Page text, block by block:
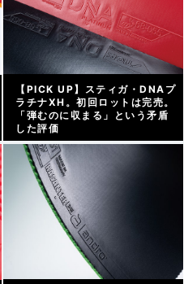
【PICK UP】スティガ・DNAプ
ラチナXH。初回ロットは完売。
「弾むのに収まる」という矛盾
した評価